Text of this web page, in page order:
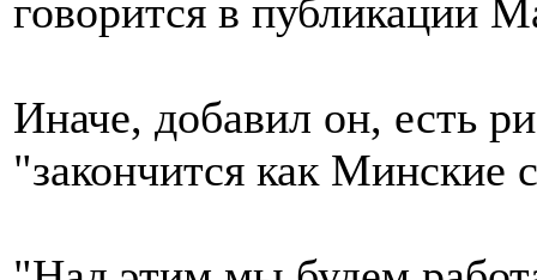
говорится в публикации
Иначе, добавил он, есть
"закончится как Минские